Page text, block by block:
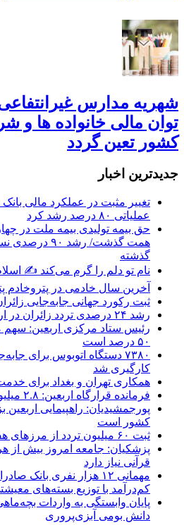
شهریه مدارس غیرانتفاعی
توان مالی خانواده ها و
کشور تعین گردد
جديدترين اخبار
تغییر مثبت در عملکرد مالی
عملیاتی ۸۰ درصد رشد کرد
همت گذشت/
گذشته
نام تو دلم را گرم می‌کند ✍️
آخرین سال خادمی در پتروخادم
ثبت رکورد جهانی جابه‌جایی
رشد ۲۴ درصدی تردد زائران در اربعین از مرز مهران
رئیس ستاد مرکزی اربعین: سهم
۵۰ درصد است
۷۳۸۰ دستگاه اتوبوس برای
کارگیری شد
همکاری تهران و بغداد برای
فرمانده قرارگاه اربعین: ۲.۸ میلیون زائر به کشور بازگشتند
پورجمشیدیان: راهپیمایی
کشور است
ثبت ۶۰ میلیون تردد از مرزهای هفت‌گانه اربعینی
پزشکیان: جامعه امروز بیش از
قرآنی نیاز دارد
مهمانی ۱۲ هزار نفری
کم‌درآمد با توزیع بسته‌های
پایان وابستگی به واردات
دانش بومی آبزی‌پروری